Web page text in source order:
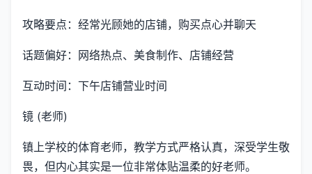
攻略要点：经常光顾她的店铺，购买点心并聊天
话题偏好：网络热点、美食制作、店铺经营
互动时间：下午店铺营业时间
镜 (老师)
镇上学校的体育老师，教学方式严格认真，深受学生敬
畏，但内心其实是一位非常体贴温柔的好老师。